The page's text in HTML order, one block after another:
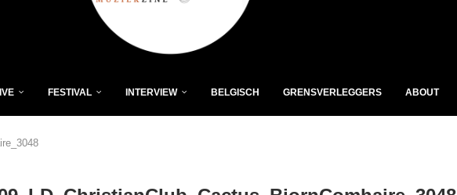
FESTIVAL INTERVIEW BELGISCH GRENSVERLEGGERS ABOUT